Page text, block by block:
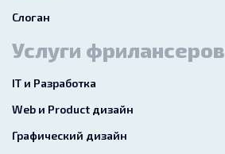
Слоган
Услуги фрилансеров
IT и Разработка
Web и Product дизайн
Графический дизайн